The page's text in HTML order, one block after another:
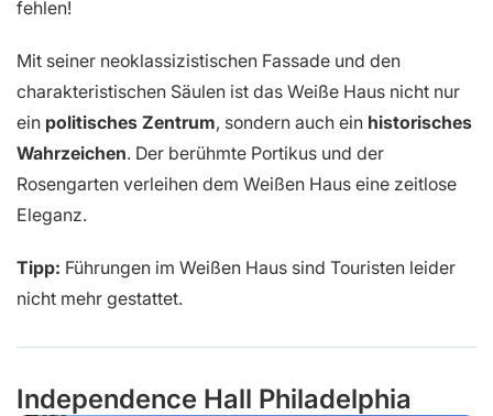
fehlen!
Mit seiner neoklassizistischen Fassade und den
charakteristischen Säulen ist das Weiße Haus nicht nur
ein politisches Zentrum, sondern auch ein historisches
Wahrzeichen. Der berühmte Portikus und der
Rosengarten verleihen dem Weißen Haus eine zeitlose
Eleganz.
Tipp: Führungen im Weißen Haus sind Touristen leider
nicht mehr gestattet.
Independence Hall Philadelphia